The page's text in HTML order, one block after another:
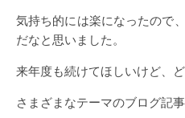
気持ち的には楽になったので
だなと思いました。
来年度も続けてほしいけど、
さまざまなテーマのブログ記